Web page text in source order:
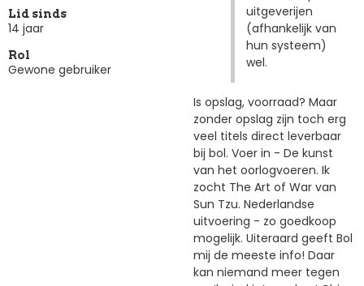
Lid sinds
14 jaar
Rol
Gewone gebruiker
uitgeverijen
(afhankelijk van
hun systeem)
wel.
Is opslag, voorraad? Maar
zonder opslag zijn toch erg
veel titels direct leverbaar
bij bol. Voer in - De kunst
van het oorlogvoeren. Ik
zocht The Art of War van
Sun Tzu. Nederlandse
uitvoering - zo goedkoop
mogelijk. Uiteraard geeft Bol
mij de meeste info! Daar
kan niemand meer tegen